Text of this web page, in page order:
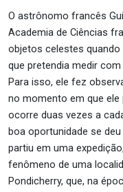
O astrônomo francês
Academia de Ciências
objetos celestes
que pretendia medir
Para isso, ele fez
no momento em que ele
ocorre duas vezes a
boa oportunidade se
partiu em uma
fenômeno de uma
Pondicherry, que, na